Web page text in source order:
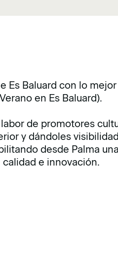
Es Baluard con lo
en Es Baluard).
de promotores
y dándoles
desde Palma
e innovación.